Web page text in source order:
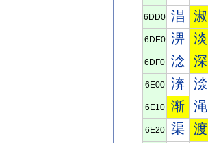
6DD0 淐 淑
6DE0 淠 淡
6DF0 淰 深
6E00 渀 渁
6E10 渐 渑
6E20 渠 渡